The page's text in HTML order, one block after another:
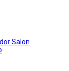
Salon